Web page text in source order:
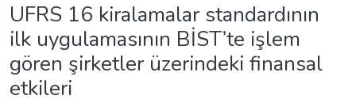
UFRS 16 kiralamalar standardının
ilk uygulamasının BİST’te işlem
gören şirketler üzerindeki finansal
etkileri